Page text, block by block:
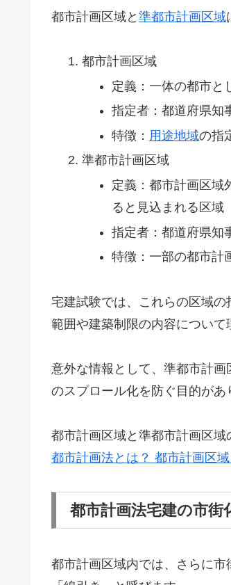
都市計画区域と 準都市計画区域
都市計画区域
定義：一体の都市と
指定者：都道府県知
特徴： 用途地域の指
準都市計画区域
定義：都市計画区域
ると見込まれる区域
指定者：都道府県知
特徴：一部の都市計
宅建試験では、これらの区域の
範囲や建築制限の内容について
意外な情報として、準都市計
のスプロール化を防ぐ目的があ
都市計画区域と準都市計画区域
都市計画法とは？ 都市計画区
都市計画法宅建の市街
都市計画区域内では、さらに